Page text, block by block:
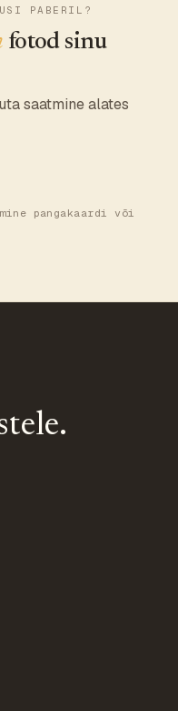
PABERIL?
fotod sinu
saatmine alates
pangakaardi või